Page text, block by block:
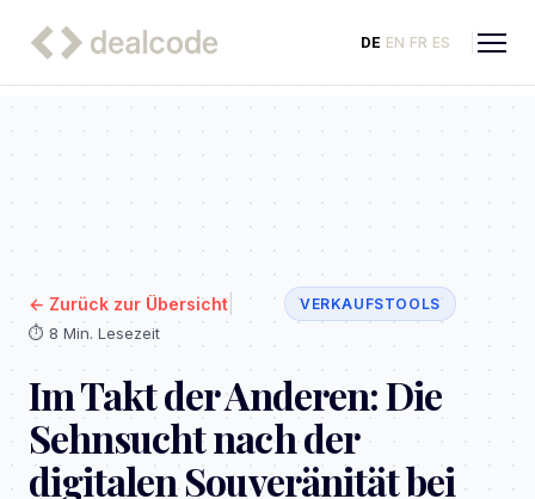
DE EN FR ES
← Zurück zur Übersicht VERKAUFSTOOLS
⏱️ 8 Min. Lesezeit
Im Takt der Anderen: Die
Sehnsucht nach der
digitalen Souveränität bei